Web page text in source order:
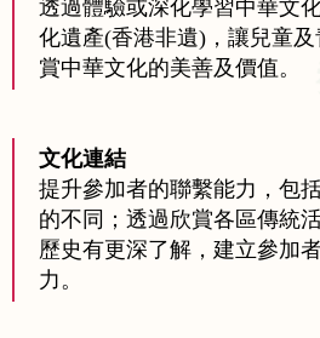
透過體驗或深化學習中華文
化遺產(香港非遺)，讓兒童
賞中華文化的美善及價值。
文化連結
提升參加者的聯繫能力，包
的不同；透過欣賞各區傳統
歷史有更深了解，建立參加
力。